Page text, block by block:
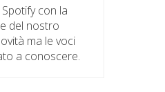
con la
del nostro
ma le voci
a conoscere.